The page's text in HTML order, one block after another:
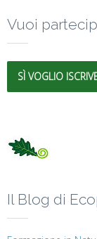
Vuoi
SÌ VOGLIO
Il Blog di